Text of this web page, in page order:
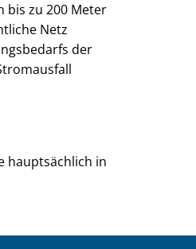
bis zu 200 Meter
Netz
der
hauptsächlich in